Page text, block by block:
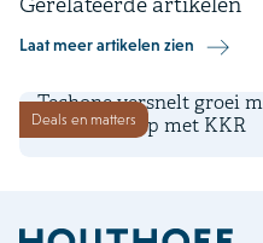
Gerelateerde artikelen
Laat meer artikelen zien
Deals en matters
Techone versnelt groei
partnerschap met KKR